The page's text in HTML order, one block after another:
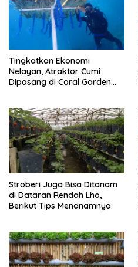
Tingkatkan Ekonomi
Nelayan, Atraktor Cumi
Dipasang di Coral Garden
Stroberi Juga Bisa Ditanam
di Dataran Rendah Lho,
Berikut Tips Menanamnya